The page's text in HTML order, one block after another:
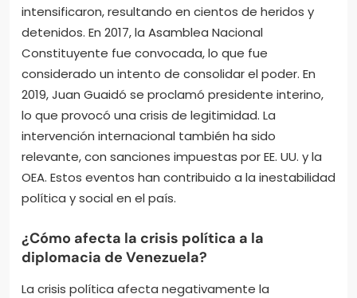
intensificaron, resultando en cientos de heridos y
detenidos. En 2017, la Asamblea Nacional
Constituyente fue convocada, lo que fue
considerado un intento de consolidar el poder. En
2019, Juan Guaidó se proclamó presidente interino,
lo que provocó una crisis de legitimidad. La
intervención internacional también ha sido
relevante, con sanciones impuestas por EE. UU. y la
OEA. Estos eventos han contribuido a la inestabilidad
política y social en el país.
¿Cómo afecta la crisis política a la
diplomacia de Venezuela?
La crisis política afecta negativamente la